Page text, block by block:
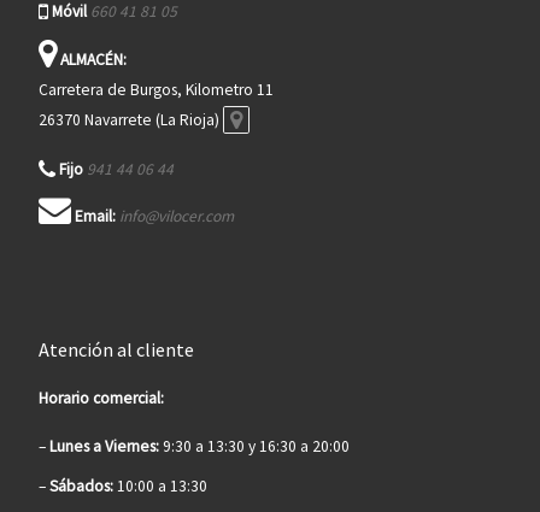
Móvil 660 41 81 05
ALMACÉN:
Carretera de Burgos, Kilometro 11
26370 Navarrete (La Rioja)
Fijo 941 44 06 44
Email: info@vilocer.com
Atención al cliente
Horario comercial:
–Lunes a Viernes:9:30 a 13:30 y 16:30 a 20:00
–Sábados:10:00 a 13:30